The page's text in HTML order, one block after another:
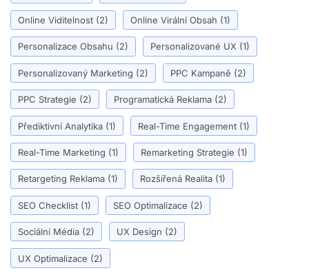
Online Viditelnost (2) Online Virální Obsah (1)
Personalizace Obsahu (2) Personalizované UX (1)
Personalizovaný Marketing (2) PPC Kampaně (2)
PPC Strategie (2) Programatická Reklama (2)
Přediktivní Analytika (1) Real-Time Engagement (1)
Real-Time Marketing (1) Remarketing Strategie (1)
Retargeting Reklama (1) Rozšířená Realita (1)
SEO Checklist (1) SEO Optimalizace (2)
Sociální Média (2) UX Design (2)
UX Optimalizace (2)